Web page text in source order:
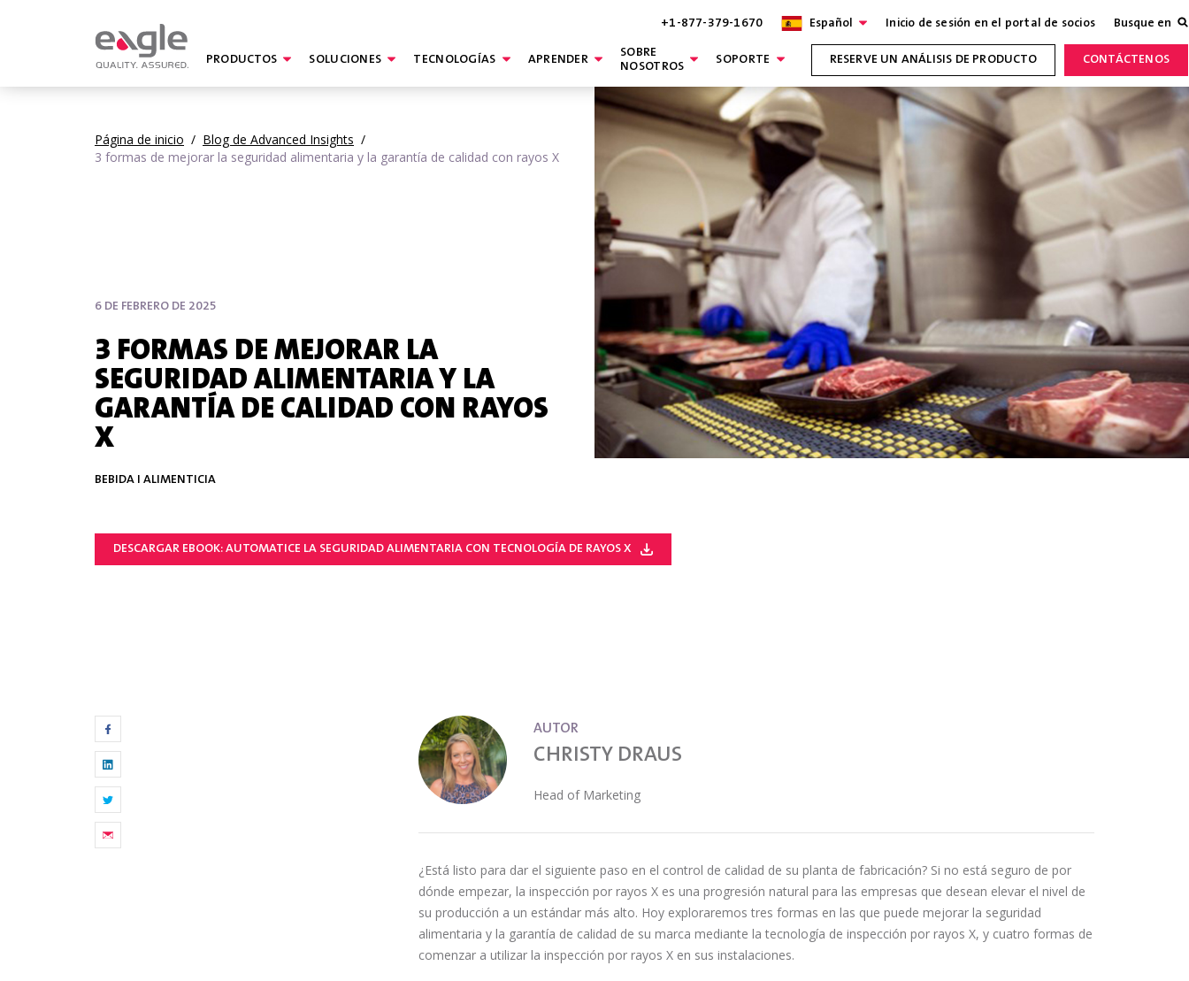
+1-877-379-1670 Español Inicio de sesión en el portal de socios Busque en
PRODUCTOS SOLUCIONES TECNOLOGÍAS APRENDER
SOBRE
NOSOTROS
SOPORTE RESERVE UN ANÁLISIS DE PRODUCTO CONTÁCTENOS
Página de inicio / Blog de Advanced Insights /
3 formas de mejorar la seguridad alimentaria y la garantía de calidad con rayos X
6 DE FEBRERO DE 2025
3 FORMAS DE MEJORAR LA
SEGURIDAD ALIMENTARIA Y LA
GARANTÍA DE CALIDAD CON RAYOS
X
BEBIDA I ALIMENTICIA
DESCARGAR EBOOK: AUTOMATICE LA SEGURIDAD ALIMENTARIA CON TECNOLOGÍA DE RAYOS X
AUTOR
CHRISTY DRAUS
Head of Marketing
¿Está listo para dar el siguiente paso en el control de calidad de su planta de fabricación? Si no está seguro de por
dónde empezar, la inspección por rayos X es una progresión natural para las empresas que desean elevar el nivel de
su producción a un estándar más alto. Hoy exploraremos tres formas en las que puede mejorar la seguridad
alimentaria y la garantía de calidad de su marca mediante la tecnología de inspección por rayos X, y cuatro formas de
comenzar a utilizar la inspección por rayos X en sus instalaciones.